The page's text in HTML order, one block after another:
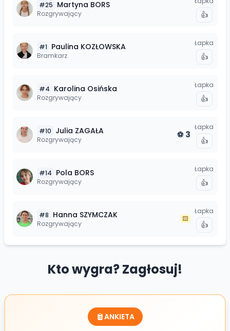
#25 Martyna BORS
Rozgrywający 👍
#1 Paulina KOZŁOWSKA
Bramkarz
Łapka
👍
#4 Karolina Osińska
Rozgrywający
Łapka
👍
#10 Julia ZAGAŁA
Rozgrywający ⚽ 3
Łapka
👍
#14 Pola BORS
Rozgrywający
Łapka
👍
#8 Hanna SZYMCZAK
Rozgrywający
🟨
Łapka
👍
Kto wygra? Zagłosuj!
ANKIETA